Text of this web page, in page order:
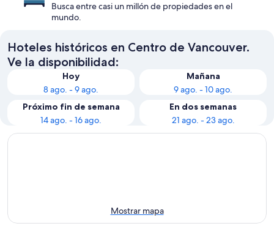
Busca entre casi un millón de propiedades en el
mundo.
Hoteles históricos en Centro de Vancouver.
Ve la disponibilidad:
Hoy
8 ago. - 9 ago.
Mañana
9 ago. - 10 ago.
Próximo fin de semana
14 ago. - 16 ago.
En dos semanas
21 ago. - 23 ago.
Mostrar mapa